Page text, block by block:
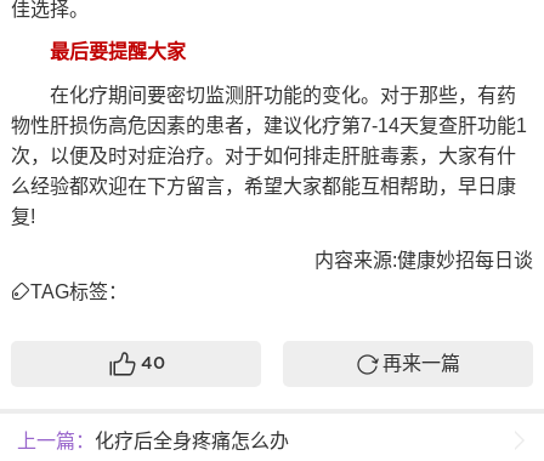
佳选择。
最后要提醒大家
在化疗期间要密切监测肝功能的变化。对于那些，有药
物性肝损伤高危因素的患者，建议化疗第7-14天复查肝功能1
次，以便及时对症治疗。对于如何排走肝脏毒素，大家有什
么经验都欢迎在下方留言，希望大家都能互相帮助，早日康
复!
内容来源:健康妙招每日谈
TAG标签：
40 再来一篇
上一篇： 化疗后全身疼痛怎么办